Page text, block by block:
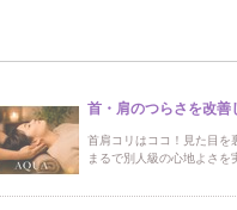
首・肩のつらさを改善
首肩コリはココ！見た目を
まるで別人級の心地よさ